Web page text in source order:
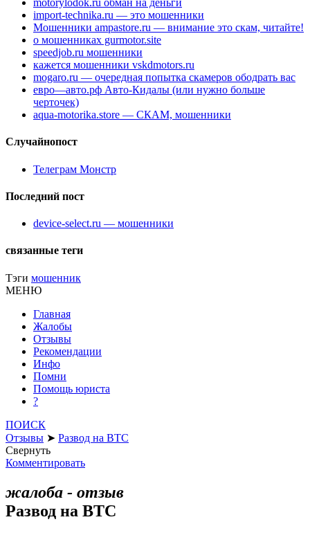
motorylodok.ru обман на деньги
import-technika.ru — это мошенники
Мошенники ampastore.ru — внимание это скам, читайте!
о мошенниках gurmotor.site
speedjob.ru мошенники
кажется мошенники vskdmotors.ru
mogaro.ru — очередная попытка скамеров ободрать вас
евро—авто.рф Авто-Кидалы (или нужно больше
черточек)
aqua-motorika.store — СКАМ, мошенники
Случайнопост
Телеграм Монстр
Последний пост
device-select.ru — мошенники
связанные теги
Тэги мошенник
МЕНЮ
Главная
Жалобы
Отзывы
Рекомендации
Инфо
Помни
Помощь юриста
?
ПОИСК
Отзывы ➤ Развод на BTC
Свернуть
Комментировать
жалоба - отзыв
Развод на BTC